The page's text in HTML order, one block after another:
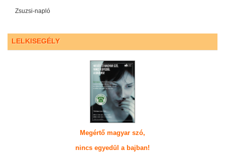
Zsuzsi-napló
LELKISEGÉLY
Megértő magyar szó,
nincs egyedül a bajban!